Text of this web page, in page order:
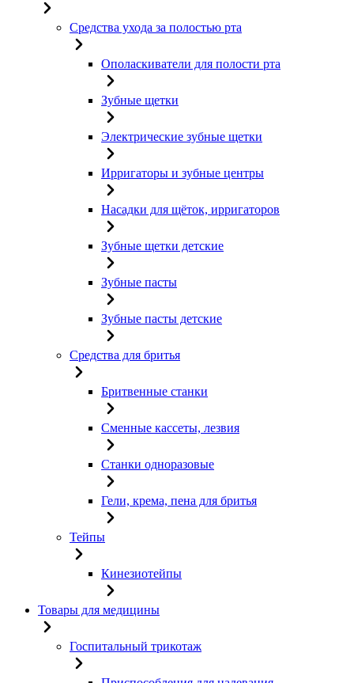
Средства ухода за полостью рта
Ополаскиватели для полости рта
Зубные щетки
Электрические зубные щетки
Ирригаторы и зубные центры
Насадки для щёток, ирригаторов
Зубные щетки детские
Зубные пасты
Зубные пасты детские
Средства для бритья
Бритвенные станки
Сменные кассеты, лезвия
Станки одноразовые
Гели, крема, пена для бритья
Тейпы
Кинезиотейпы
Товары для медицины
Госпитальный трикотаж